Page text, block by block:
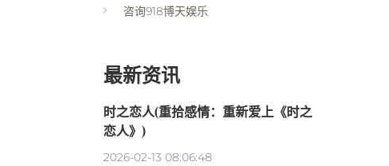
咨询918博天娱乐
最新资讯
时之恋人(重拾感情：重新爱上《时之
恋人》)
2026-02-13 08:06:48